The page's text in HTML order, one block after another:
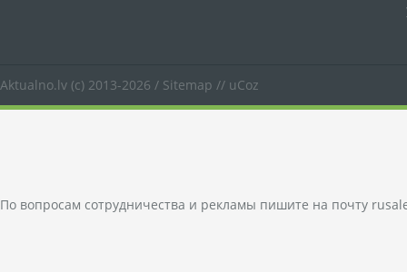
Aktualno.lv (c) 2013-2026 / Sitemap // uCoz
По вопросам сотрудничества и рекламы пишите на почту